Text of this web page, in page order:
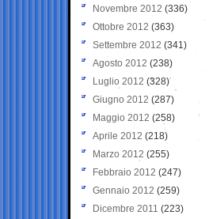
Novembre 2012 (336)
Ottobre 2012 (363)
Settembre 2012 (341)
Agosto 2012 (238)
Luglio 2012 (328)
Giugno 2012 (287)
Maggio 2012 (258)
Aprile 2012 (218)
Marzo 2012 (255)
Febbraio 2012 (247)
Gennaio 2012 (259)
Dicembre 2011 (223)